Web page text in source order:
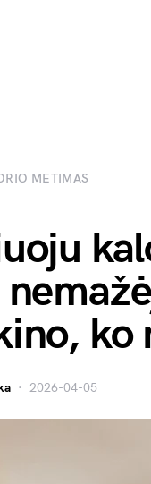
METIMAS
ko
2026-04-05